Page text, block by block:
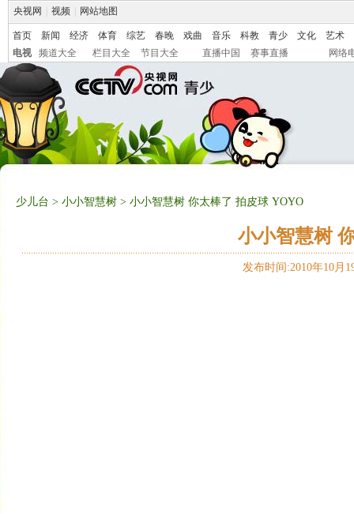
央视网 视频 网站地图
首页 新闻 经济 体育 综艺 春晚 戏曲 音乐 科教 青少 文化
艺术
电视
频道大全 栏目大全 节目大全 直播中国 赛事直播 网络
少儿台 > 小小智慧树 > 小小智慧树 你太棒了 拍皮球 YOYO
小小智慧树
发布时间:2010年10月